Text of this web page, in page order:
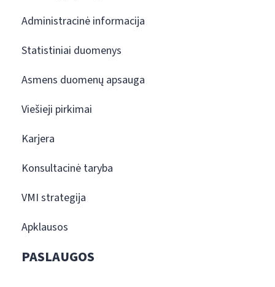
Administracinė informacija
Statistiniai duomenys
Asmens duomenų apsauga
Viešieji pirkimai
Karjera
Konsultacinė taryba
VMI strategija
Apklausos
PASLAUGOS